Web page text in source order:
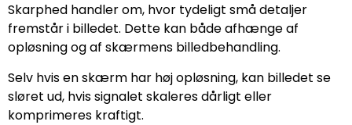
Skarphed handler om, hvor tydeligt små detaljer
fremstår i billedet. Dette kan både afhænge af
opløsning og af skærmens billedbehandling.
Selv hvis en skærm har høj opløsning, kan billedet se
sløret ud, hvis signalet skaleres dårligt eller
komprimeres kraftigt.